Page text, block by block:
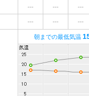
--- --- ---
--- --- ---
朝までの最低気温